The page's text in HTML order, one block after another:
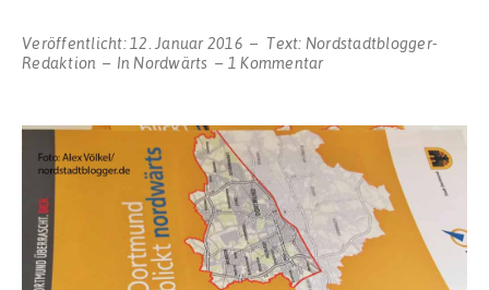
Veröffentlicht: 12. Januar 2016 Text: Nordstadtblogger-
Redaktion
In Nordwärts 1 Kommentarzu
Projekte
mit
interaktiver
Karte